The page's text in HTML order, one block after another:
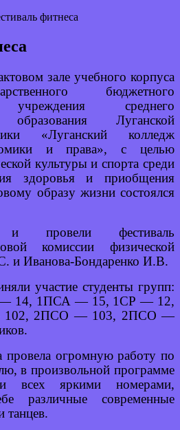
фитнеса
зале учебного корпуса
бюджетного
учреждения среднего
образования Луганской
«Луганский колледж
и права», с целью
культуры и спорта среди
здоровья и приобщения
образу жизни состоялся
и провели фестиваль
комиссии физической
и Иванова-Бондаренко И.В.
участие студенты групп:
14, 1ПСА — 15, 1СР — 12,
2ПСО — 103, 2ПСО —
провела огромную работу по
в произвольной программе
всех яркими номерами,
различные современные
танцев.